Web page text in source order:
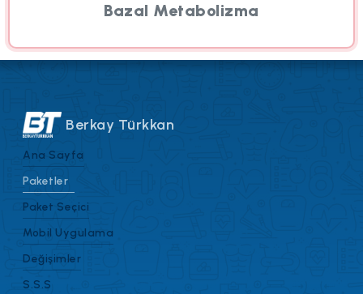
Bazal Metabolizma
Berkay Türkkan
Ana Sayfa
Paketler
Paket Seçici
Mobil Uygulama
Değişimler
S.S.S